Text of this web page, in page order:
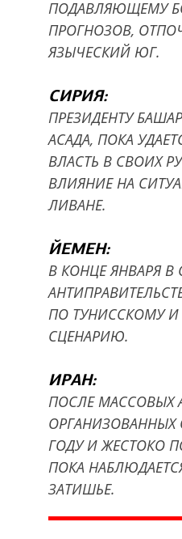
ПОДАВЛЯЮЩЕМУ
ПРОГНОЗОВ,
ЯЗЫЧЕСКИЙ ЮГ.
СИРИЯ:
ПРЕЗИДЕНТУ
АСАДА, ПОКА
ВЛАСТЬ В СВОИХ
ВЛИЯНИЕ НА
ЛИВАНЕ.
ЙЕМЕН:
В КОНЦЕ ЯНВАРЯ В
ПО ТУНИССКОМУ И
СЦЕНАРИЮ.
ИРАН:
ПОСЛЕ МАССОВЫХ
ГОДУ И ЖЕСТОКО
ПОКА
ЗАТИШЬЕ.